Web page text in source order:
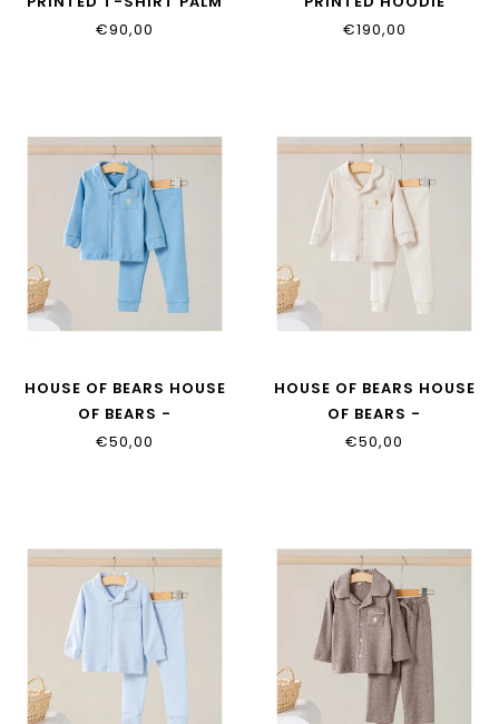
TREE EMBLEM BLUE
€90,00
CASAWAY
€190,00
HOUSE OF BEARS HOUSE
OF BEARS -
KINDERPYJAMA DENIM
€50,00
HOUSE OF BEARS HOUSE
OF BEARS -
KINDERPYJAMA BEIGE
€50,00